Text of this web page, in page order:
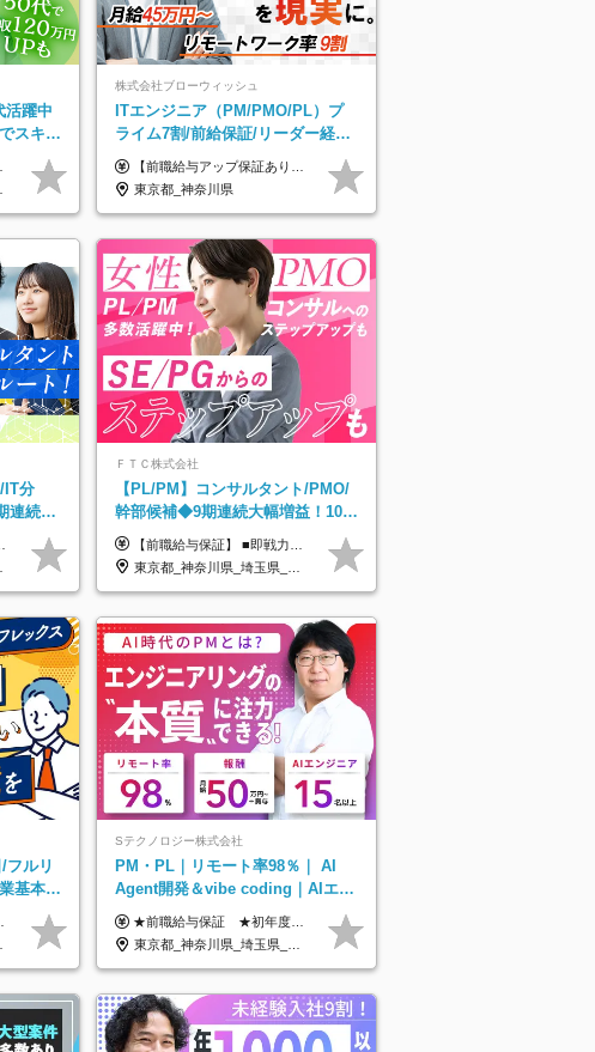
活躍中
スキル
副業
株式会社ブローウィッシュ
ITエンジニア（PM/PMO/PL）プ
ライム7割/前給保証/リーダー経験
不問/30、40代活躍中/リモート9割
【前職給与アップ保証あり！ゆくゆくは年収800万以上も可能】 月給45万円～＋インセンティブ ※経験や適性を考慮の上、相談し決定します ※上記には固定残業代（20時間分/4万円～）が含まれます ※20時間を超過した場合は別途全額支給します ※試用期間（3ヶ月間）あり。給与・待遇に差異はございません それはより高度な案件にアサイン＆ 還元率が平均より高めのため、 これまでの給与から大幅にアップする人もいます。
東京都_神奈川県
IT分
連続大
ジシ
ＦＴＣ株式会社
【PL/PM】コンサルタント/PMO/
幹部候補◆9期連続大幅増益！10期
目の成長＋安定性【前給保証】
【前職給与保証】 ■即戦力（経験目安5年以上）： 月給45万円～80万円 ■経験者（経験目安3年以上）： 月給40万円～60万円 ■ローキャリア（経験目安1年程度）： 月給35万円～40万円 ■未経験者： 月給30万円～35万円 ※上記金額には固定残業代30時間分 【未経験者5万5000円～7万3000円、 ローキャリア6万4000円～7万3000円、 経験者5万8000円～10万9000円、 即戦力8万2000円～14万5000円】を含みます。 ※30時間を超える場合は追加で全額支給します。 ※経験・能力・前職給与などを総合的に評価したうえでご納得いただけるよう個別決定。 未経験者の場合、前職給与とポテンシャルを査定のうえ決定いたします。 ※日本国内でのIT業界経験、または同等の実務経験と能力に応じて決定します。 ※前職給与は日本円かつ、日本国内での実績に基づき評価します。 【納得の評価システム】 ★クォーター毎に査定する評価制度導入！ 明確な評価基準で翌年度年収を上げましょう！ ★評価対象期間に在籍中のほとんどの社員が昇給し 年収アップを実現しています！ ★様々なインセンティブ制度を用意し多角的に正当評価しています！ ※試用期間6カ月（期間中の待遇等に差異なし）
東京都_神奈川県_埼玉県_千葉県
フルリ
基本な
休暇あ
Sテクノロジー株式会社
PM・PL｜リモート率98％｜ AI
Agent開発＆vibe coding｜AIエン
ジニアチームをリード
★前職給与保証 ★初年度年収700～800万円も可能 月給50万円～90万円＋賞与年2回＋各種手当 ◎スキルや経験などを考慮。前職から給与アップをお約束します！ ◎上記月給には固定残業代30時間分(95000円～)を含みます。超過した場合は追加支給します ◎試用期間は6ヵ月あり。その間の給与・待遇に差異はありません
東京都_神奈川県_埼玉県_千葉県_大阪府_愛知県_北海道_青森県_岩手県_宮城県_秋田県_山形県_福島県_茨城県_栃木県_群馬県_新潟県_山梨県_長野県_富山県_石川県_福井県_静岡県_岐阜県_三重県_兵庫県_京都府_滋賀県_奈良県_和歌山県_広島県_岡山県_鳥取県_島根県_山口県_徳島県_香川県_愛媛県_高知県_福岡県_熊本県_佐賀県_長崎県_大分県_宮崎県_鹿児島県_沖縄県